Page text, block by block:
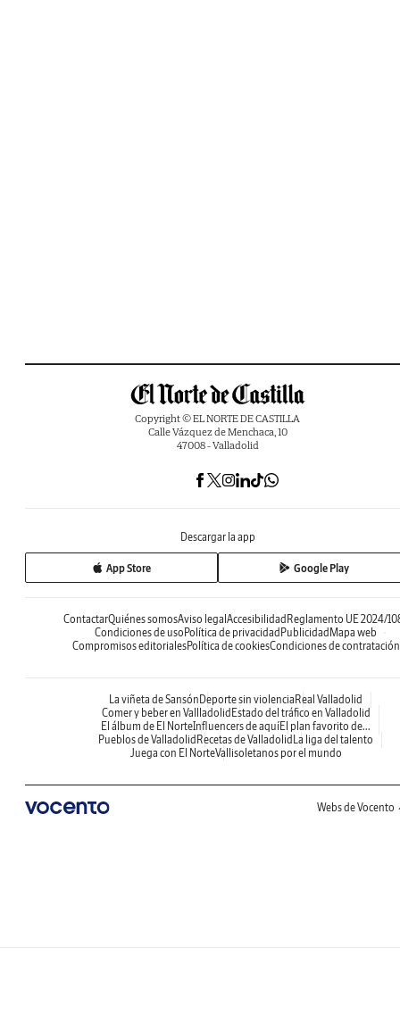
Copyright © EL NORTE DE CASTILLA
Calle Vázquez de Menchaca, 10
47008 - Valladolid
Descargar la app
App Store Google Play
ContactarQuiénes somosAviso legal Accesibilidad Reglamento UE 2024/
Condiciones de uso Política de privacidad Publicidad Mapa web
Compromisos editorialesPolítica de cookiesCondiciones de contratación
La viñeta de Sansón Deporte sin violencia Real Valladolid
Comer y beber en Vallladolid Estado del tráfico en Valladolid
El álbum de El NorteInfluencers de aquíEl plan favorito de...
Pueblos de Valladolid Recetas de Valladolid La liga del talento
Juega con El NorteVallisoletanos por el mundo
Webs de Vocento